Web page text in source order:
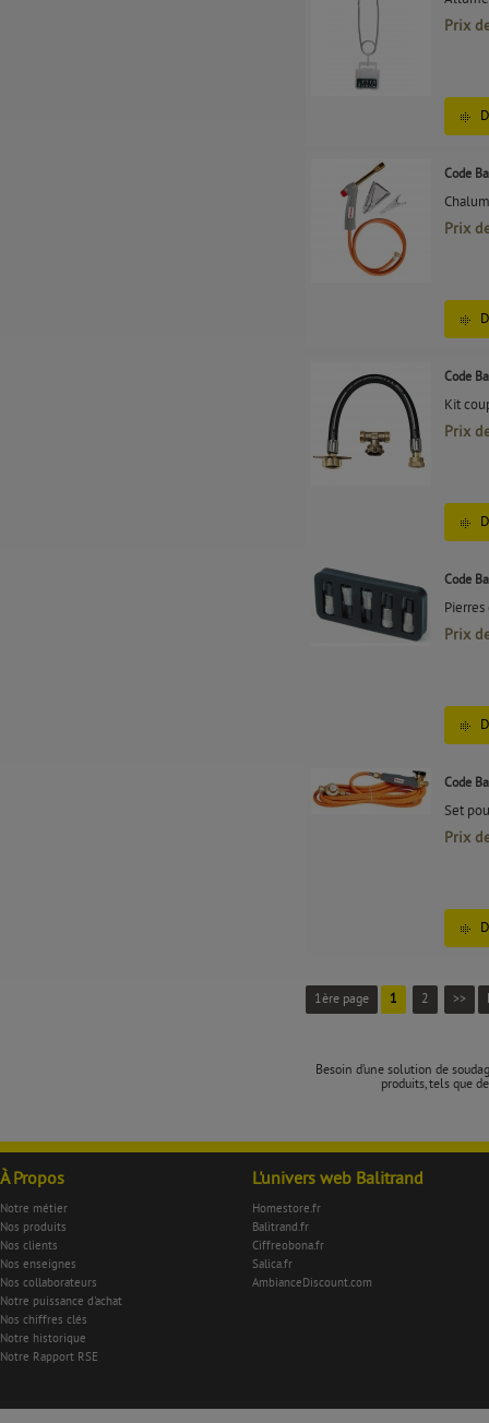
Prix
Code
Prix
Code
Kit
Prix
Code
Prix
Code
Set
Prix
1ère page 1 2 >>
Besoin d’une solution de
produits, tels que
À Propos
Notre métier
Nos produits
Nos clients
Nos enseignes
Nos collaborateurs
Notre puissance d'achat
Nos chiffres clés
Notre historique
Notre Rapport RSE
L'univers web Balitrand
Homestore.fr
Balitrand.fr
Ciffreobona.fr
Salica.fr
AmbianceDiscount.com